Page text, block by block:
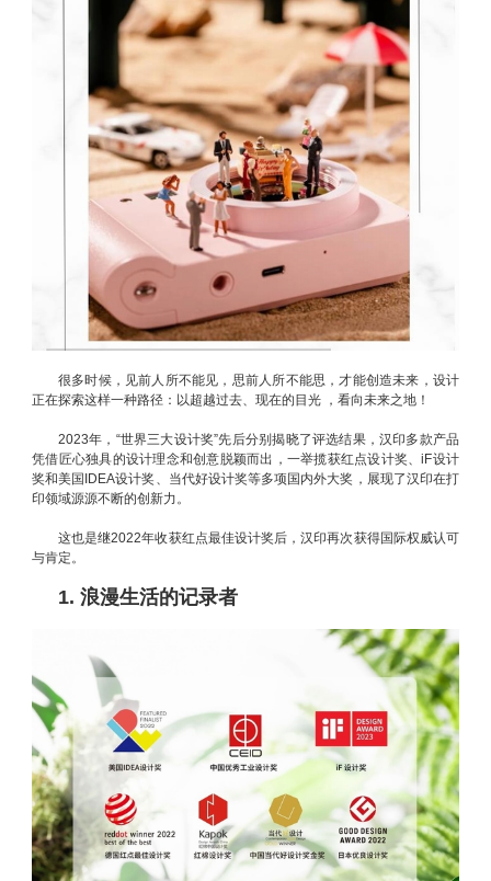
很多时候，见前人所不能见，思前人所不能思，才能创造未来，设计
正在探索这样一种路径：以超越过去、现在的目光 ，看向未来之地！
2023年，“世界三大设计奖”先后分别揭晓了评选结果，汉印多款产品
凭借匠心独具的设计理念和创意脱颖而出，一举揽获红点设计奖、iF设计
奖和美国IDEA设计奖、当代好设计奖等多项国内外大奖，展现了汉印在打
印领域源源不断的创新力。
这也是继2022年收获红点最佳设计奖后，汉印再次获得国际权威认可
与肯定。
1. 浪漫生活的记录者